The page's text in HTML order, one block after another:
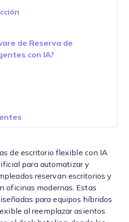
de Reserva de
con IA?
de escritorio flexible con IA
para automatizar y
reservan escritorios y
oficinas modernas. Estas
para equipos híbridos
al reemplazar asientos